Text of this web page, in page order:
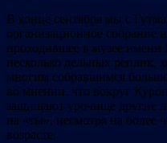
В конце сентября мы с
организационное собрание
проходившее в музее
несколько дельных реплик,
многим собравшимся
во мнении, что вокруг
защищают урочище другие
на «ты», несмотря на более
возрасте.